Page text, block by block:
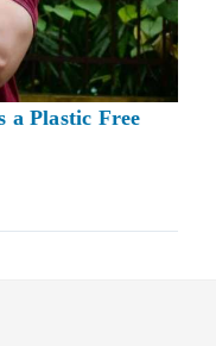
a Plastic Free